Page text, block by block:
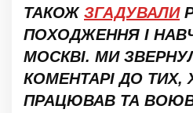
ТАКОЖ ЗГАДУВАЛИ
ПОХОДЖЕННЯ І
МОСКВІ. МИ
КОМЕНТАРІ ДО ТИХ,
ПРАЦЮВАВ ТА